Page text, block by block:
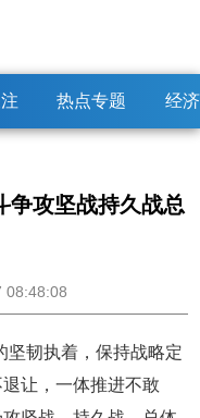
热点专题 经
争攻坚战持久战总
08:48:08
坚韧执着，保持战略定
让，一体推进不敢